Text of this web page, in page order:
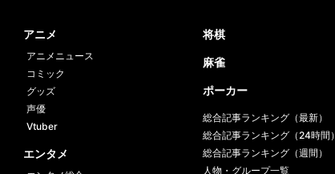
アニメ
アニメニュース
コミック
グッズ
声優
Vtuber
エンタメ
将棋
麻雀
ポーカー
総合記事ランキング（最新）
総合記事ランキング（24時間）
総合記事ランキング（週間）
人物・グループ一覧